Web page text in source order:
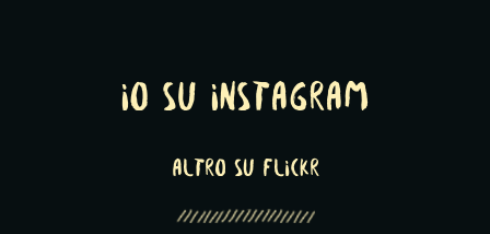
Io su Instagram
altro su Flickr